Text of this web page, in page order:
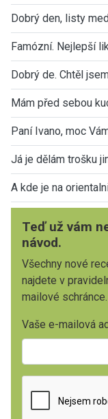
Dobrý den, listy
Famózní. Nejlepší
Dobrý de. Chtěl
Mám před sebou
Paní Ivano, moc
Já je dělám trošku
A kde je na
Teď už vám
návod.
Všechny nové
najdete v
mailové
Vaše e-mailová